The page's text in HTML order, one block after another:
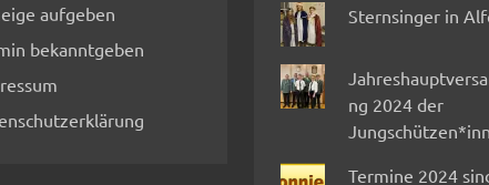
aufgeben
bekanntgeben
Sternsinger in
ng 2024 der
Termine 2024